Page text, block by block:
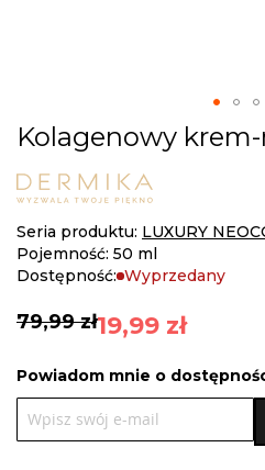
Skip
to
the
beginning
the
images
gallery
Kolagenowy
Seria produktu: LUXURY
Pojemność: 50 ml
Dostępność: Wyprzedany
19,99 zł
79,99 zł
Powiadom mnie o